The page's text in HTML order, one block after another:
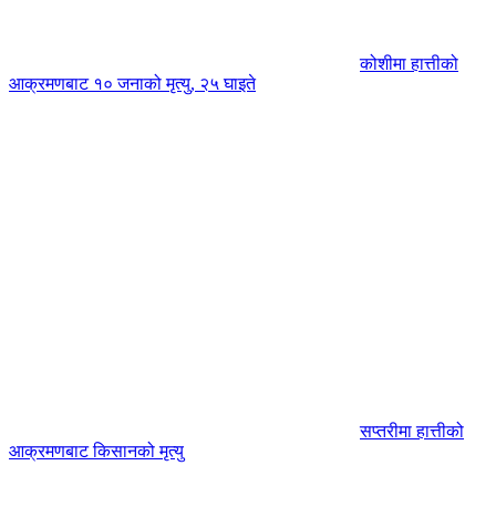
कोशीमा हात्तीको
आक्रमणबाट १० जनाको मृत्यु, २५ घाइते
सप्तरीमा हात्तीको
आक्रमणबाट किसानको मृत्यु